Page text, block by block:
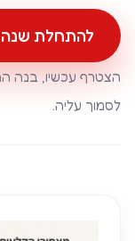
להתחלת שנה
הצטרף עכשיו, בנה
לסמוך עליה.